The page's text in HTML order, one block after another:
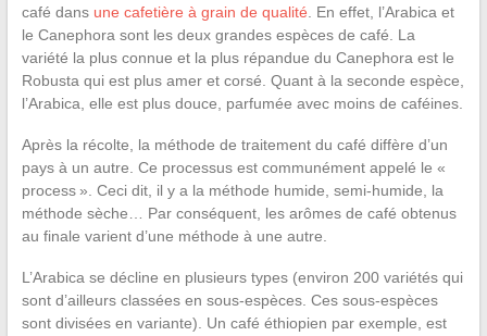
café dans une cafetière à grain de qualité . En effet, l’Arabica et
le Canephora sont les deux grandes espèces de café. La
variété la plus connue et la plus répandue du Canephora est le
Robusta qui est plus amer et corsé. Quant à la seconde espèce,
l’Arabica, elle est plus douce, parfumée avec moins de caféines.
Après la récolte, la méthode de traitement du café diffère d’un
pays à un autre. Ce processus est communément appelé le «
process ». Ceci dit, il y a la méthode humide, semi-humide, la
méthode sèche… Par conséquent, les arômes de café obtenus
au finale varient d’une méthode à une autre.
L’Arabica se décline en plusieurs types (environ 200 variétés qui
sont d’ailleurs classées en sous-espèces. Ces sous-espèces
sont divisées en variante). Un café éthiopien par exemple, est